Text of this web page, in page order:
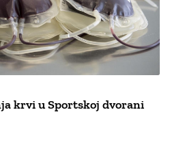
krvi u Sportskoj dvorani